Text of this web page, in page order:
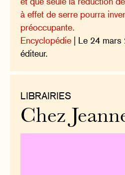
à effet de serre pourra
préoccupante.
Encyclopédie | Le 24
éditeur.
LIBRAIRIES
Chez